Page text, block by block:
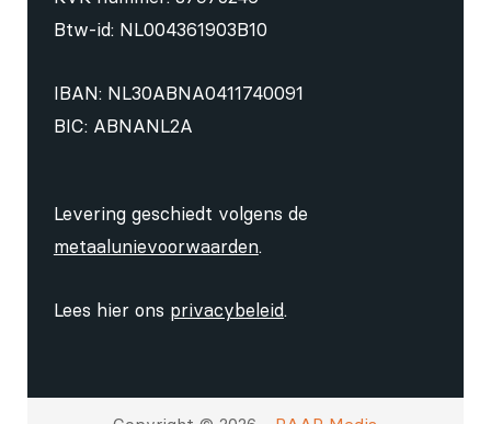
Btw-id: NL004361903B10
IBAN: NL30ABNA0411740091
BIC: ABNANL2A
Levering geschiedt volgens de
metaalunievoorwaarden.
Lees hier ons privacybeleid.